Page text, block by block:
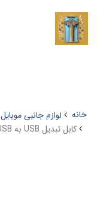
خانه لوازم جانبی موبایل
کابل تبدیل USB به MICRO USB هانروکس مدل M1 طول 1متر